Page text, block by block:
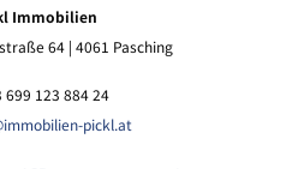
Immobilien
64 | 4061 Pasching
699 123 884 24
pickl.at